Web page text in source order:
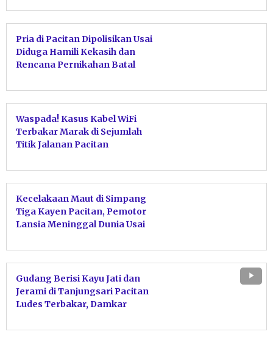
Pria di Pacitan Dipolisikan Usai
Diduga Hamili Kekasih dan
Rencana Pernikahan Batal
Waspada! Kasus Kabel WiFi
Terbakar Marak di Sejumlah
Titik Jalanan Pacitan
Kecelakaan Maut di Simpang
Tiga Kayen Pacitan, Pemotor
Lansia Meninggal Dunia Usai
Gudang Berisi Kayu Jati dan
Jerami di Tanjungsari Pacitan
Ludes Terbakar, Damkar